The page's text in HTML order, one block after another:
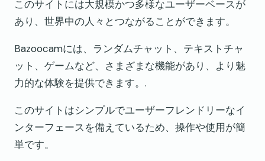
このサイトには大規模かつ多様なユーザーベースが
あり、世界中の人々とつながることができます。
Bazoocamには、ランダムチャット、テキストチャ
ット、ゲームなど、さまざまな機能があり、より魅
力的な体験を提供できます。.
このサイトはシンプルでユーザーフレンドリーなイ
ンターフェースを備えているため、操作や使用が簡
単です。